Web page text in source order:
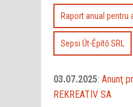
Raport anual pentru
Sepsi Út-Építő SRL
03.07.2025:Anunţ
REKREATIV SA